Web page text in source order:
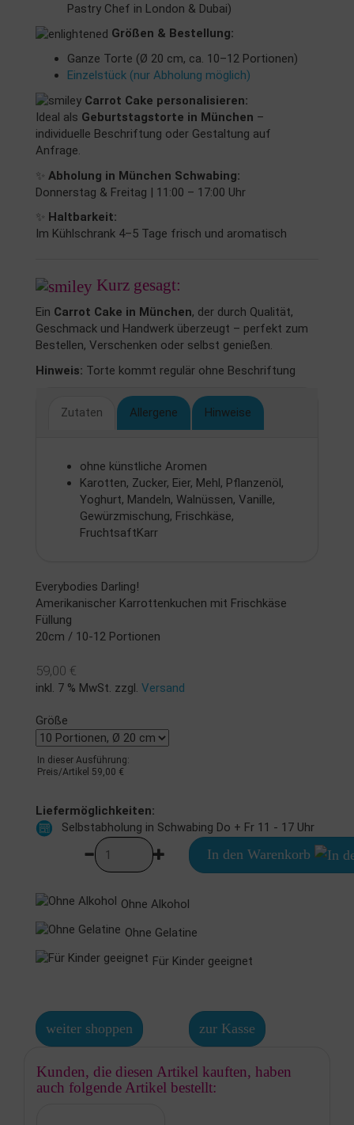
Pastry Chef in London & Dubai)
Größen & Bestellung:
Ganze Torte (Ø 20 cm, ca. 10–12 Portionen)
Einzelstück (nur Abholung möglich)
Carrot Cake personalisieren:
Ideal als Geburtstagstorte in München –
individuelle Beschriftung oder Gestaltung auf
Anfrage.
✨ Abholung in München Schwabing:
Donnerstag & Freitag | 11:00 – 17:00 Uhr
✨ Haltbarkeit:
Im Kühlschrank 4–5 Tage frisch und aromatisch
Kurz gesagt:
Ein Carrot Cake in München, der durch Qualität,
Geschmack und Handwerk überzeugt – perfekt zum
Bestellen, Verschenken oder selbst genießen.
Hinweis: Torte kommt regulär ohne Beschriftung
Zutaten Allergene Hinweise
ohne künstliche Aromen
Karotten, Zucker, Eier, Mehl, Pflanzenöl,
Yoghurt, Mandeln, Walnüssen, Vanille,
Gewürzmischung, Frischkäse,
FruchtsaftKarr
Everybodies Darling!
Amerikanischer Karrottenkuchen mit Frischkäse
Füllung
20cm / 10-12 Portionen
59,00 €
inkl. 7 % MwSt. zzgl. Versand
Größe
In dieser Ausführung:
Preis/Artikel 59,00 €
Liefermöglichkeiten:
Selbstabholung in Schwabing Do + Fr 11 - 17 Uhr
In den Warenkorb
Ohne Alkohol
Ohne Gelatine
Für Kinder geeignet
weiter shoppen zur Kasse
Kunden, die diesen Artikel kauften, haben
auch folgende Artikel bestellt: